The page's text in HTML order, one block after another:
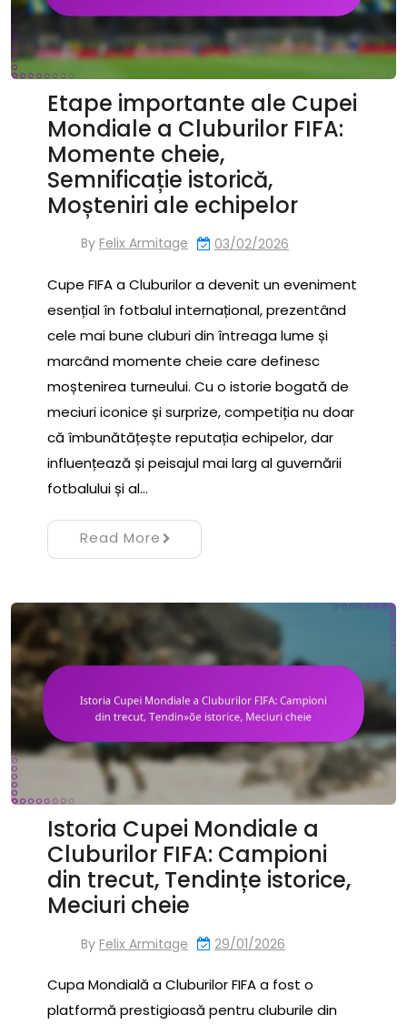
Etape importante ale Cupei
Mondiale a Cluburilor FIFA:
Momente cheie,
Semnificație istorică,
Moșteniri ale echipelor
By Felix Armitage 03/02/2026
Cupe FIFA a Cluburilor a devenit un eveniment
esențial în fotbalul internațional, prezentând
cele mai bune cluburi din întreaga lume și
marcând momente cheie care definesc
moștenirea turneului. Cu o istorie bogată de
meciuri iconice și surprize, competiția nu doar
că îmbunătățește reputația echipelor, dar
influențează și peisajul mai larg al guvernării
fotbalului și al…
Read More
Istoria Cupei Mondiale a
Cluburilor FIFA: Campioni
din trecut, Tendințe istorice,
Meciuri cheie
By Felix Armitage 29/01/2026
Cupa Mondială a Cluburilor FIFA a fost o
platformă prestigioasă pentru cluburile din